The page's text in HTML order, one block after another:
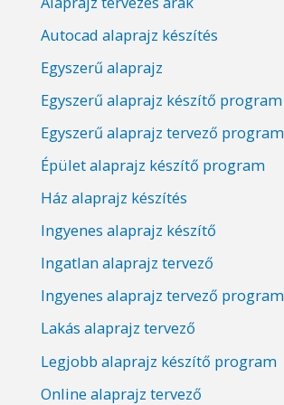
Autocad alaprajz készítés
Egyszerű alaprajz
Egyszerű alaprajz készítő program
Egyszerű alaprajz tervező program
Épület alaprajz készítő program
Ház alaprajz készítés
Ingyenes alaprajz készítő
Ingatlan alaprajz tervező
Ingyenes alaprajz tervező program
Lakás alaprajz tervező
Legjobb alaprajz készítő program
Online alaprajz tervező